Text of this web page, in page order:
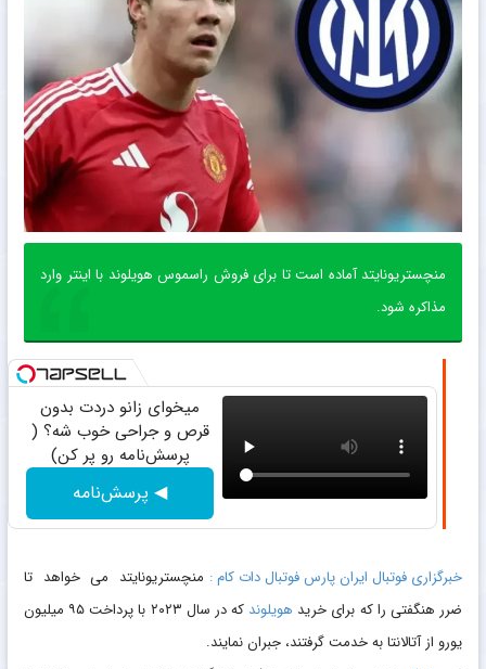
منچستریونایتد آماده است تا برای فروش راسموس هویلوند با اینتر وارد
مذاکره شود.
میخوای زانو دردت بدون
قرص و جراحی خوب شه؟ (
پرسش‌نامه رو پر کن)
◀ پرسش‌نامه
خبرگزاری فوتبال ایران پارس فوتبال دات کام : منچستریونایتد می خواهد تا
ضرر هنگفتی را که برای خرید هویلوند
که در سال ۲۰۲۳ با پرداخت ۹۵ میلیون
یورو از آتالانتا به خدمت گرفتند، جبران نمایند.